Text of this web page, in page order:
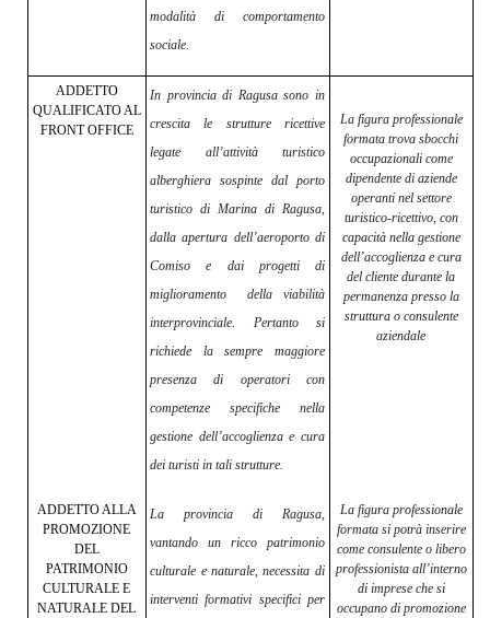
modalità di comportamento
sociale.
ADDETTO
QUALIFICATO AL
FRONT OFFICE
In provincia di Ragusa sono in
crescita le strutture ricettive
legate all’attività turistico
alberghiera sospinte dal porto
turistico di Marina di Ragusa,
dalla apertura dell’aeroporto di
Comiso e dai progetti di
miglioramento
della viabilità
interprovinciale. Pertanto si
richiede la sempre maggiore
presenza di operatori con
competenze specifiche nella
gestione dell’accoglienza e cura
dei turisti in tali strutture.
La figura professionale
formata trova sbocchi
occupazionali come
dipendente di aziende
operanti nel settore
turistico-ricettivo, con
capacità nella gestione
dell’accoglienza e cura
del cliente durante la
permanenza presso la
struttura o consulente
aziendale
ADDETTO ALLA
PROMOZIONE
DEL
PATRIMONIO
CULTURALE E
NATURALE DEL
La provincia di Ragusa,
vantando un ricco patrimonio
culturale e naturale, necessita di
interventi formativi specifici per
La figura professionale
formata si potrà inserire
come consulente o libero
professionista all’interno
di imprese che si
occupano di promozione